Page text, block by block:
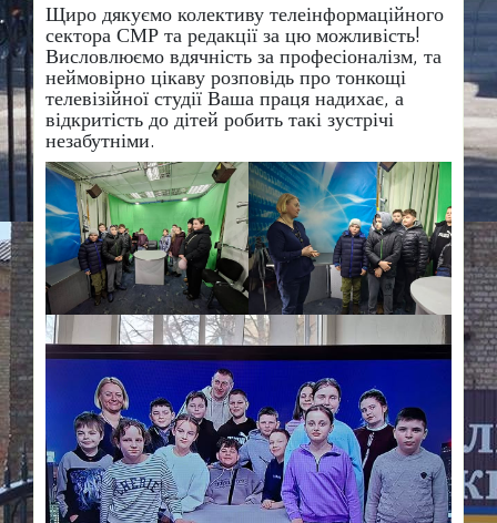
​Щиро дякуємо колективу телеінформаційного
сектора СМР та редакції за цю можливість!
Висловлюємо вдячність за професіоналізм, та
неймовірно цікаву розповідь про тонкощі
телевізійної студії Ваша праця надихає, а
відкритість до дітей робить такі зустрічі
незабутніми.